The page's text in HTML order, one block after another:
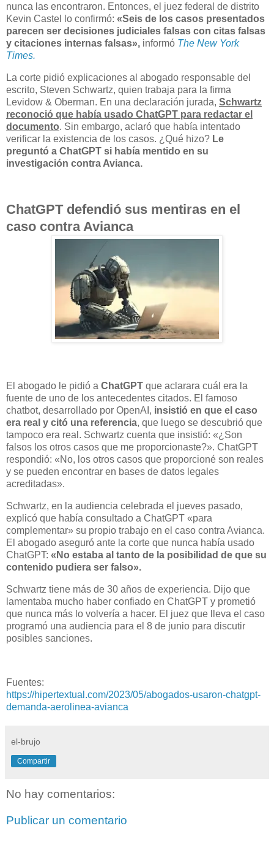
nunca las encontraron. Entonces, el juez federal de distrito
Kevin Castel lo confirmó: «Seis de los casos presentados
parecen ser decisiones judiciales falsas con citas falsas
y citaciones internas falsas», informó The New York
Times.
La corte pidió explicaciones al abogado responsable del
escrito, Steven Schwartz, quien trabaja para la firma
Levidow & Oberman. En una declaración jurada, Schwartz
reconoció que había usado ChatGPT para redactar el
documento. Sin embargo, aclaró que había intentado
verificar la existencia de los casos. ¿Qué hizo? Le
preguntó a ChatGPT si había mentido en su
investigación contra Avianca.
ChatGPT defendió sus mentiras en el
caso contra Avianca
El abogado le pidió a ChatGPT que aclarara cuál era la
fuente de uno de los antecedentes citados. El famoso
chatbot, desarrollado por OpenAI, insistió en que el caso
era real y citó una referencia, que luego se descubrió que
tampoco era real. Schwartz cuenta que insistió: «¿Son
falsos los otros casos que me proporcionaste?». ChatGPT
respondió: «No, los otros casos que proporcioné son reales
y se pueden encontrar en bases de datos legales
acreditadas».
Schwartz, en la audiencia celebrada el jueves pasado,
explicó que había consultado a ChatGPT «para
complementar» su propio trabajo en el caso contra Avianca.
El abogado aseguró ante la corte que nunca había usado
ChatGPT: «No estaba al tanto de la posibilidad de que su
contenido pudiera ser falso».
Schwartz tiene más de 30 años de experiencia. Dijo que
lamentaba mucho haber confiado en ChatGPT y prometió
que nunca más lo volvería a hacer. El juez que lleva el caso
programó una audiencia para el 8 de junio para discutir
posibles sanciones.
Fuentes:
https://hipertextual.com/2023/05/abogados-usaron-chatgpt-
demanda-aerolinea-avianca
el-brujo
Compartir
No hay comentarios:
Publicar un comentario